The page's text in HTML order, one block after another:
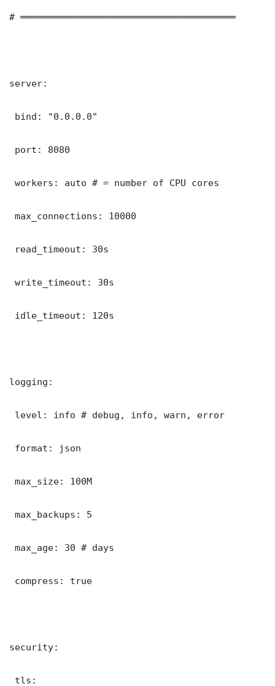
# ═══════════════════════════════════════
server:
bind: "0.0.0.0"
port: 8080
workers: auto # = number of CPU cores
max_connections: 10000
read_timeout: 30s
write_timeout: 30s
idle_timeout: 120s
logging:
level: info # debug, info, warn, error
format: json
max_size: 100M
max_backups: 5
max_age: 30 # days
compress: true
security:
tls: